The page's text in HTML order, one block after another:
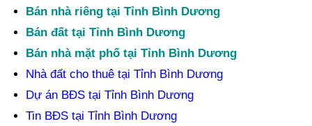
Bán nhà riêng tại Tỉnh Bình Dương
Bán đất tại Tỉnh Bình Dương
Bán nhà mặt phố tại Tỉnh Bình Dương
Nhà đất cho thuê tại Tỉnh Bình Dương
Dự án BĐS tại Tỉnh Bình Dương
Tin BĐS tại Tỉnh Bình Dương